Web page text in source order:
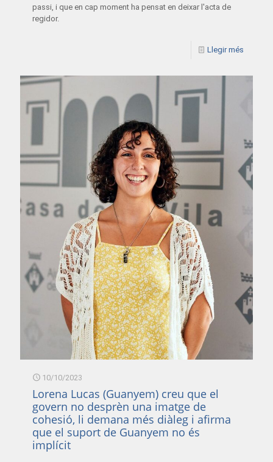
passi, i que en cap moment ha pensat en deixar l'acta de
regidor.
Llegir més
10/10/2023
Lorena Lucas (Guanyem) creu que el
govern no desprèn una imatge de
cohesió, li demana més diàleg i afirma
que el suport de Guanyem no és
implícit